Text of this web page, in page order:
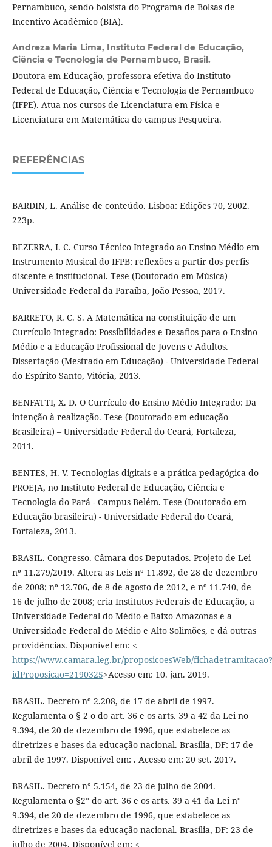
Pernambuco, sendo bolsista do Programa de Bolsas de
Incentivo Acadêmico (BIA).
Andreza Maria Lima, Instituto Federal de Educação,
Ciência e Tecnologia de Pernambuco, Brasil.
Doutora em Educação, professora efetiva do Instituto
Federal de Educação, Ciência e Tecnologia de Pernambuco
(IFPE). Atua nos cursos de Licenciatura em Física e
Licenciatura em Matemática do campus Pesqueira.
REFERÊNCIAS
BARDIN, L. Análise de conteúdo. Lisboa: Edições 70, 2002.
223p.
BEZERRA, I. C. Curso Técnico Integrado ao Ensino Médio em
Instrumento Musical do IFPB: reflexões a partir dos perfis
discente e institucional. Tese (Doutorado em Música) –
Universidade Federal da Paraíba, João Pessoa, 2017.
BARRETO, R. C. S. A Matemática na constituição de um
Currículo Integrado: Possibilidades e Desafios para o Ensino
Médio e a Educação Profissional de Jovens e Adultos.
Dissertação (Mestrado em Educação) - Universidade Federal
do Espírito Santo, Vitória, 2013.
BENFATTI, X. D. O Currículo do Ensino Médio Integrado: Da
intenção à realização. Tese (Doutorado em educação
Brasileira) – Universidade Federal do Ceará, Fortaleza,
2011.
BENTES, H. V. Tecnologias digitais e a prática pedagógica do
PROEJA, no Instituto Federal de Educação, Ciência e
Tecnologia do Pará - Campus Belém. Tese (Doutorado em
Educação brasileira) - Universidade Federal do Ceará,
Fortaleza, 2013.
BRASIL. Congresso. Câmara dos Deputados. Projeto de Lei
nº 11.279/2019. Altera as Leis nº 11.892, de 28 de dezembro
de 2008; nº 12.706, de 8 de agosto de 2012, e nº 11.740, de
16 de julho de 2008; cria Institutos Federais de Educação, a
Universidade Federal do Médio e Baixo Amazonas e a
Universidade Federal do Médio e Alto Solimões, e dá outras
providências. Disponível em: <
https://www.camara.leg.br/proposicoesWeb/fichadetramitacao?
idProposicao=2190325>Acesso em: 10. jan. 2019.
BRASIL. Decreto nº 2.208, de 17 de abril de 1997.
Regulamenta o § 2 o do art. 36 e os arts. 39 a 42 da Lei no
9.394, de 20 de dezembro de 1996, que estabelece as
diretrizes e bases da educação nacional. Brasília, DF: 17 de
abril de 1997. Disponível em: . Acesso em: 20 set. 2017.
BRASIL. Decreto n° 5.154, de 23 de julho de 2004.
Regulamenta o §2° do art. 36 e os arts. 39 a 41 da Lei n°
9.394, de 20 de dezembro de 1996, que estabelece as
diretrizes e bases da educação nacional. Brasília, DF: 23 de
julho de 2004. Disponível em: <